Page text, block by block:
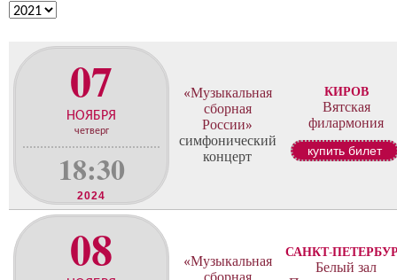
е
к
р
еГ
07
НОЯБРЯ
четверг
18:30
2024
«Музыкальная
сборная
России»
симфонический
концерт
КИРОВ
Вятская
филармония
купить билет
08
«Музыкальная
САНКТ-
Белый зал